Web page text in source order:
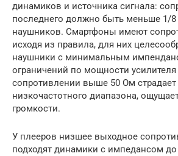
динамиков и источника сигнала:
последнего должно быть меньше 1/
наушников. Смартфоны имеют
исходя из правила, для них
наушники с минимальным
ограничений по мощности усилителя
сопротивлении выше 50 Ом страдает
низкочастотного диапазона,
громкости.
У плееров низшее выходное
подходят динамики с импедансом